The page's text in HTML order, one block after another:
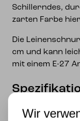
Schillerndes,
zarten Farbe
Die
cm und kann
mit einem E-27
Fassung
Wir